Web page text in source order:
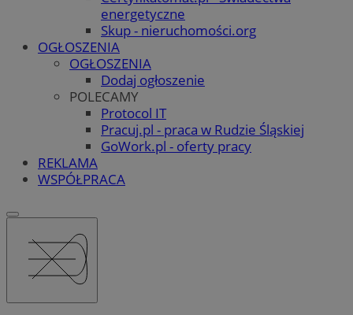
energetyczne
Skup - nieruchomości.org
OGŁOSZENIA
OGŁOSZENIA
Dodaj ogłoszenie
POLECAMY
Protocol IT
Pracuj.pl - praca w Rudzie Śląskiej
GoWork.pl - oferty pracy
REKLAMA
WSPÓŁPRACA